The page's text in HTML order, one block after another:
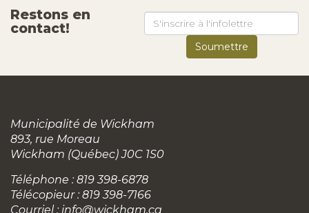
Restons en
contact!
Municipalité de Wickham
893, rue Moreau
Wickham (Québec) J0C 1S0
Téléphone : 819 398-6878
Télécopieur : 819 398-7166
Courriel : info@wickham.ca